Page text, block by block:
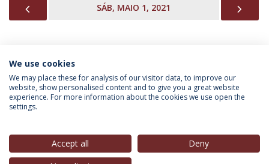
SÁB, MAIO 1, 2021
INFORMAÇÃO PARA
We use cookies
We may place these for analysis of our visitor data, to improve our
website, show personalised content and to give you a great website
experience. For more information about the cookies we use open the
settings.
Accept all
Deny